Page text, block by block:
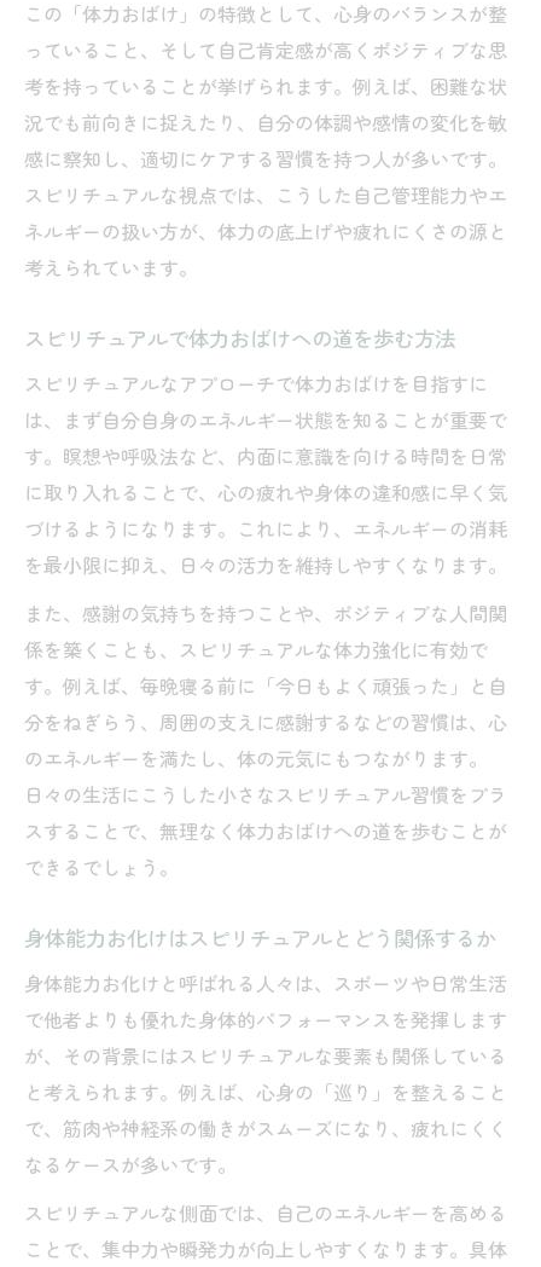
この「体力おばけ」の特徴として、心身のバランスが整
っていること、そして自己肯定感が高くポジティブな思
考を持っていることが挙げられます。例えば、困難な状
況でも前向きに捉えたり、自分の体調や感情の変化を敏
感に察知し、適切にケアする習慣を持つ人が多いです。
スピリチュアルな視点では、こうした自己管理能力やエ
ネルギーの扱い方が、体力の底上げや疲れにくさの源と
考えられています。
スピリチュアルで体力おばけへの道を歩む方法
スピリチュアルなアプローチで体力おばけを目指すに
は、まず自分自身のエネルギー状態を知ることが重要で
す。瞑想や呼吸法など、内面に意識を向ける時間を日常
に取り入れることで、心の疲れや身体の違和感に早く気
づけるようになります。これにより、エネルギーの消耗
を最小限に抑え、日々の活力を維持しやすくなります。
また、感謝の気持ちを持つことや、ポジティブな人間関
係を築くことも、スピリチュアルな体力強化に有効で
す。例えば、毎晩寝る前に「今日もよく頑張った」と自
分をねぎらう、周囲の支えに感謝するなどの習慣は、心
のエネルギーを満たし、体の元気にもつながります。
日々の生活にこうした小さなスピリチュアル習慣をプラ
スすることで、無理なく体力おばけへの道を歩むことが
できるでしょう。
身体能力お化けはスピリチュアルとどう関係するか
身体能力お化けと呼ばれる人々は、スポーツや日常生活
で他者よりも優れた身体的パフォーマンスを発揮します
が、その背景にはスピリチュアルな要素も関係している
と考えられます。例えば、心身の「巡り」を整えること
で、筋肉や神経系の働きがスムーズになり、疲れにくく
なるケースが多いです。
スピリチュアルな側面では、自己のエネルギーを高める
ことで、集中力や瞬発力が向上しやすくなります。具体